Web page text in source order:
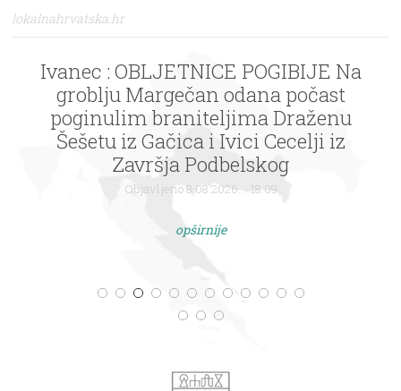
lokalnahrvatska.hr
Ivanec : OBLJETNICE POGIBIJE Na
groblju Margečan odana počast
poginulim braniteljima Draženu
Šešetu iz Gačica i Ivici Cecelji iz
Završja Podbelskog
Objavljeno 8.08.2026. - 18:09
opširnije